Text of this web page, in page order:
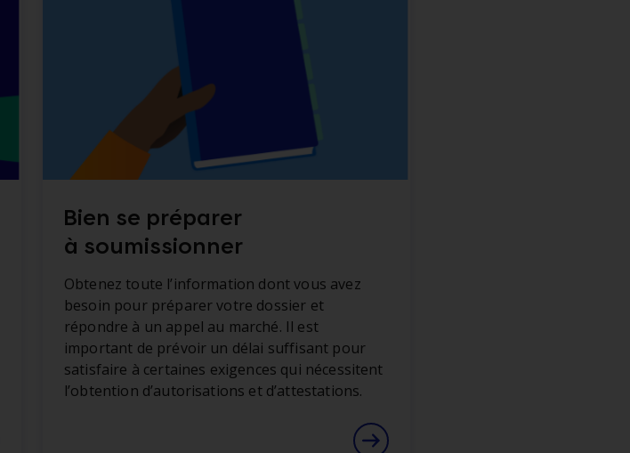
Bien se préparer
à soumissionner
Obtenez toute l’information dont vous avez
besoin pour préparer votre dossier et
répondre à un appel au marché. Il est
important de prévoir un délai suffisant pour
satisfaire à certaines exigences qui nécessitent
l’obtention d’autorisations et d’attestations.